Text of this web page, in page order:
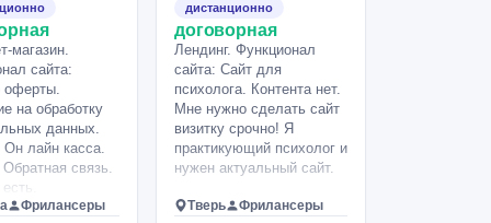
Все
работ,
и подписи я
поэтому
удобная
управления
знаний
версия для
и телефона
написанные статьи,
добавить кнопку
"Смотреть еще".
Исправить уже
имеющийся контент на
сайте, ТЗ по ссылке. Сам
сайт: opendent.pro
https://docs.google.com/document/d/
usp=sharing.
магазин.
сайта:
оферты.
на обработку
данных.
лайн касса.
связь.
Фрилансеры
дистанционно
договорная
Лендинг. Функционал
сайта: Сайт для
психолога. Контента нет.
Мне нужно сделать сайт
визитку срочно! Я
практикующий психолог и
нужен актуальный сайт.
Тверь
Фрилансеры